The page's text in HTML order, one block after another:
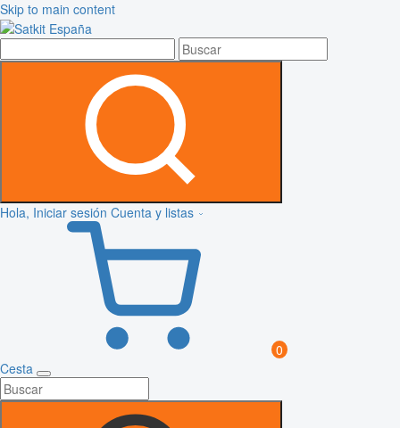
Skip to main content
Hola, Iniciar sesión Cuenta y listas
0
Cesta